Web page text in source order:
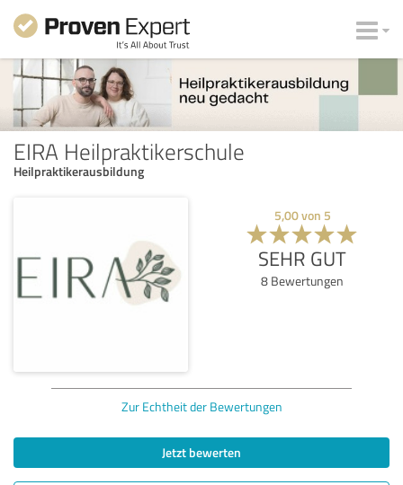
EIRA Heilpraktikerschule
Heilpraktikerausbildung
5,00von 5
SEHR GUT
8 Bewertungen
Zur Echtheit der Bewertungen
Jetzt bewerten